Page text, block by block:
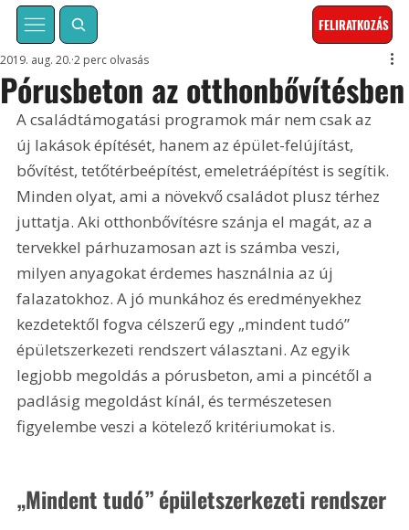
FELIRATKOZÁS
Pórusbeton az otthonbővítésben
2019. aug. 20. 2 perc olvasás
A családtámogatási programok már nem csak az
új lakások építését, hanem az épület-felújítást,
bővítést, tetőtérbeépítést, emeletráépítést is segítik.
Minden olyat, ami a növekvő családot plusz térhez
juttatja. Aki otthonbővítésre szánja el magát, az a
tervekkel párhuzamosan azt is számba veszi,
milyen anyagokat érdemes használnia az új
falazatokhoz. A jó munkához és eredményekhez
kezdetektől fogva célszerű egy „mindent tudó”
épületszerkezeti rendszert választani. Az egyik
legjobb megoldás a pórusbeton, ami a pincétől a
padlásig megoldást kínál, és természetesen
figyelembe veszi a kötelező kritériumokat is.
„Mindent tudó” épületszerkezeti rendszer